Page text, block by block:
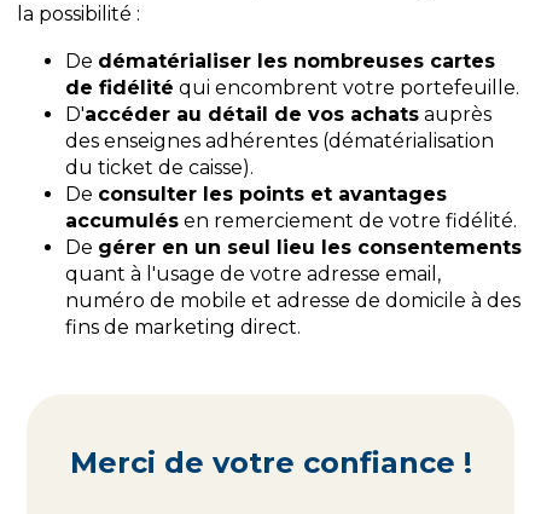
la possibilité :
De dématérialiser les nombreuses cartes
de fidélité qui encombrent votre portefeuille.
D'accéder au détail de vos achats auprès
des enseignes adhérentes (dématérialisation
du ticket de caisse).
De consulter les points et avantages
accumulés en remerciement de votre fidélité.
De gérer en un seul lieu les consentements
quant à l'usage de votre adresse email,
numéro de mobile et adresse de domicile à des
fins de marketing direct.
Merci de votre confiance !